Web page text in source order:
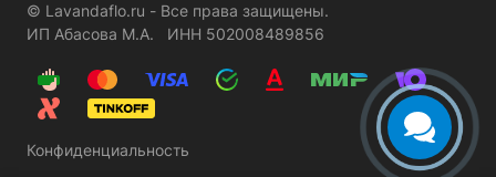
© Lavandaflo.ru - Все права защищены.
ИП Абасова М.А. ИНН 502008489856
Конфиденциальность